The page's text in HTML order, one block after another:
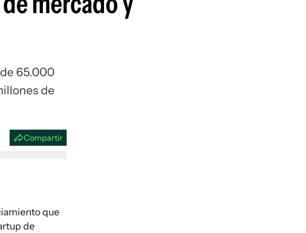
Siguenos en:
65.000
de
Compartir
que
de